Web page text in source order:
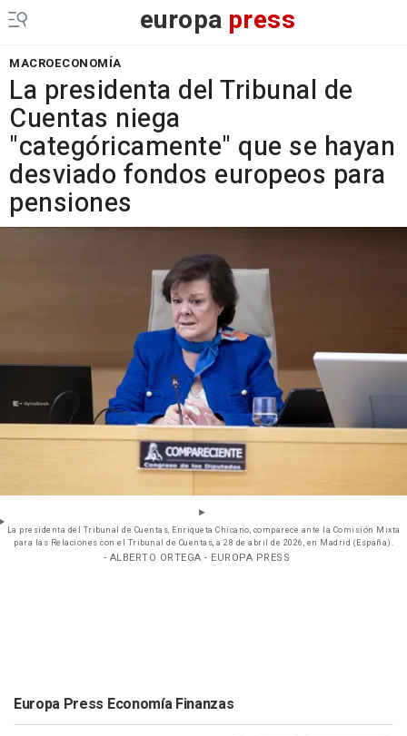
europa press
MACROECONOMÍA
La presidenta del Tribunal de
Cuentas niega
"categóricamente" que se hayan
desviado fondos europeos para
pensiones
La presidenta del Tribunal de Cuentas, Enriqueta Chicano, comparece ante la Comisión Mixta
para las Relaciones con el Tribunal de Cuentas, a 28 de abril de 2026, en Madrid (España).
- ALBERTO ORTEGA - EUROPA PRESS
Europa Press Economía Finanzas